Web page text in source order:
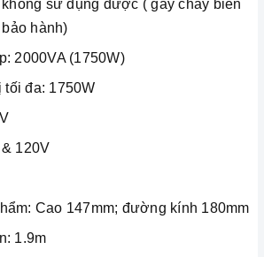
sử dụng được ( gây cháy biến
hành)
2000VA (1750W)
tối đa: 1750W
120V
Cao 147mm; đường kính 180mm
1.9m